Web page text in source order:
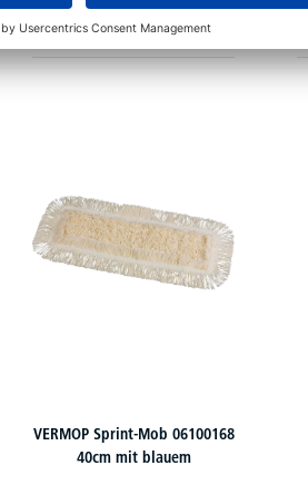
ab€ 15,83
VERMOP Sprint-Mob 06100168
40cm mit blauem